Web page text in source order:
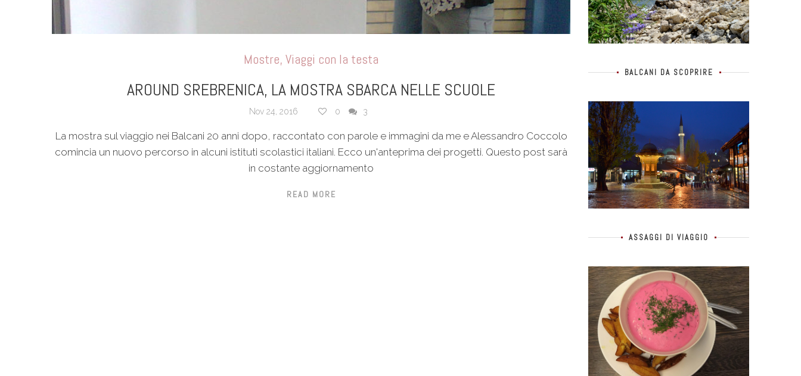
Mostre, Viaggi con la testa
AROUND SREBRENICA, LA MOSTRA SBARCA NELLE SCUOLE
Nov 24, 2016 0 3
La mostra sul viaggio nei Balcani 20 anni dopo, raccontato con parole e immagini da me e Alessandro Coccolo
comincia un nuovo percorso in alcuni istituti scolastici italiani. Ecco un'anteprima dei progetti. Questo post sarà
in costante aggiornamento
READ MORE
BALCANI DA SCOPRIRE
ASSAGGI DI VIAGGIO